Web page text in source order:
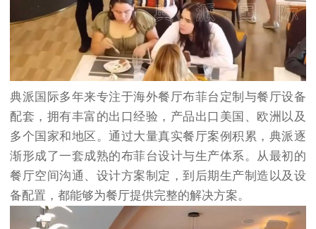
典派国际多年来专注于海外餐厅布菲台定制与餐厅设备
配套，拥有丰富的出口经验，产品出口美国、欧洲以及
多个国家和地区。通过大量真实餐厅案例积累，典派逐
渐形成了一套成熟的布菲台设计与生产体系。从最初的
餐厅空间沟通、设计方案制定，到后期生产制造以及设
备配置，都能够为餐厅提供完整的解决方案。